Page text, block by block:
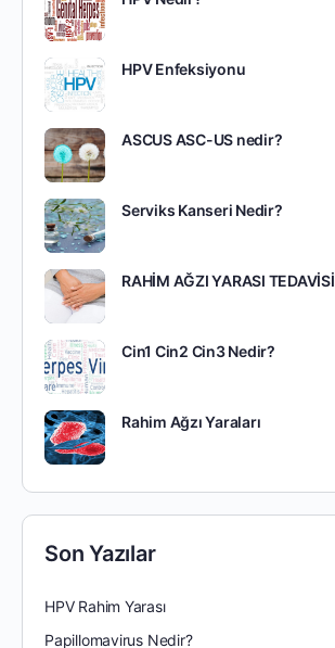
HPV Enfeksiyonu
ASCUS ASC-US nedir?
Serviks Kanseri Nedir?
RAHİM AĞZI YARASI TEDAVİSİ
Cin1 Cin2 Cin3 Nedir?
Rahim Ağzı Yaraları
Son Yazılar
HPV Rahim Yarası
Papillomavirus Nedir?